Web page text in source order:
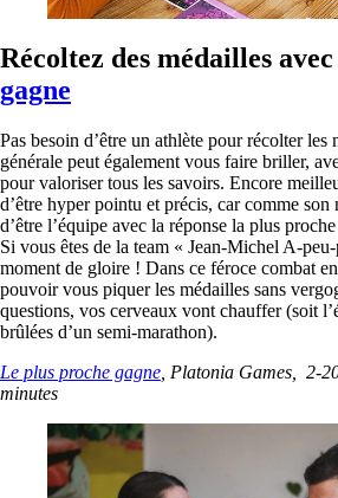
Récoltez des médailles avec
gagne
Pas besoin d’être un athlète pour récolter
générale peut également vous faire briller,
pour valoriser tous les savoirs. Encore
d’être hyper pointu et précis, car comme
d’être l’équipe avec la réponse la plus
Si vous êtes de la team « Jean-Michel A-
moment de gloire ! Dans ce féroce combat
pouvoir vous piquer les médailles sans
questions, vos cerveaux vont chauffer (soit
brûlées d’un semi-marathon).
Le plus proche gagne , Platonia Games, 2-
minutes